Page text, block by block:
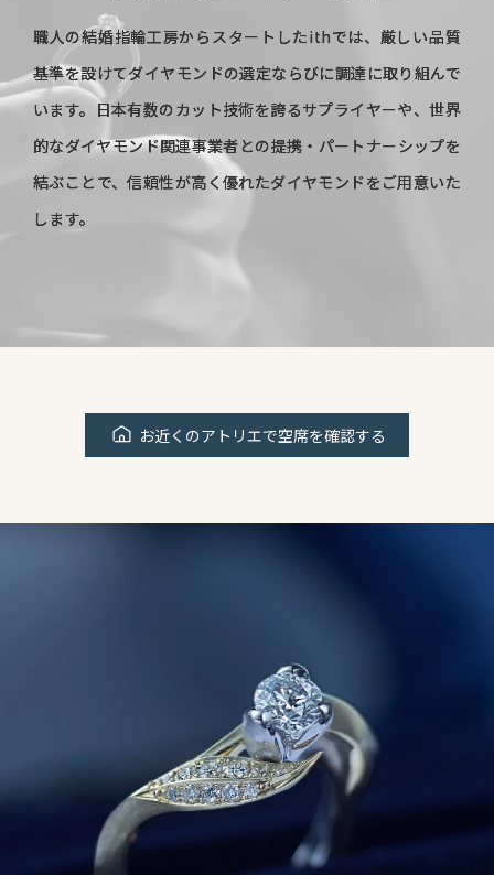
職人の結婚指輪工房からスタートしたithでは、厳しい品質
基準を設けてダイヤモンドの選定ならびに調達に取り組んで
います。日本有数のカット技術を誇るサプライヤーや、世界
的なダイヤモンド関連事業者との提携・パートナーシップを
結ぶことで、信頼性が高く優れたダイヤモンドをご用意いた
します。
お近くのアトリエで空席を確認する